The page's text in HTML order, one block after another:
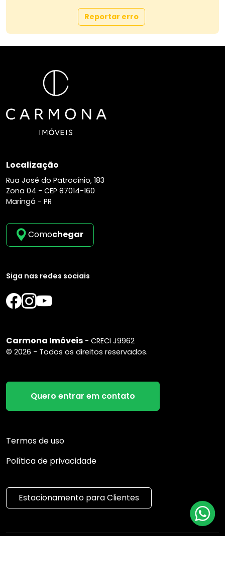
Reportar erro
Localização
Rua José do Patrocínio, 183
Zona 04 - CEP 87014-160
Maringá - PR
Comochegar
Siga nas redes sociais
Carmona Imóveis - CRECI J9962
© 2026 - Todos os direitos reservados.
Quero entrar em contato
Termos de uso
Política de privacidade
Estacionamento para Clientes